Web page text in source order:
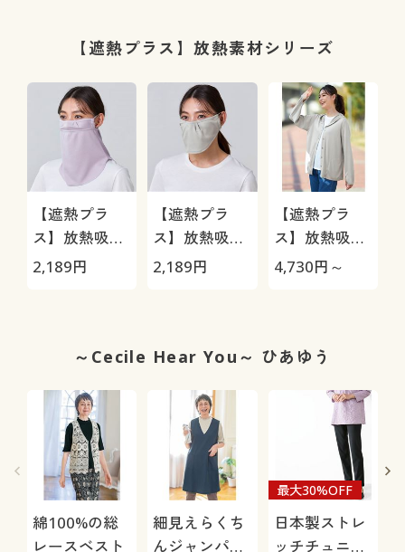
【遮熱プラス】放熱素材シリーズ
【遮熱プラ
ス】放熱吸汗
息苦しくない
2,189円
【遮熱プラ
ス】放熱吸汗
ムレにくいUV
2,189円
【遮熱プラ
ス】放熱吸汗
首までカバー
4,730円～
～Cecile Hear You～ ひあゆう
綿100%の総
レースベスト
細見えらくち
んジャンパー
日本製ストレ
ッチチュニッ
最大30%OFF